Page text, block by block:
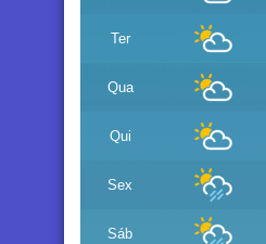
Ter
Qua
Qui
Sex
Sáb